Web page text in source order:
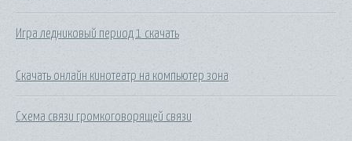
Игра ледниковый период 1 скачать
Скачать онлайн кинотеатр на компьютер зона
Схема связи громкоговорящей связи